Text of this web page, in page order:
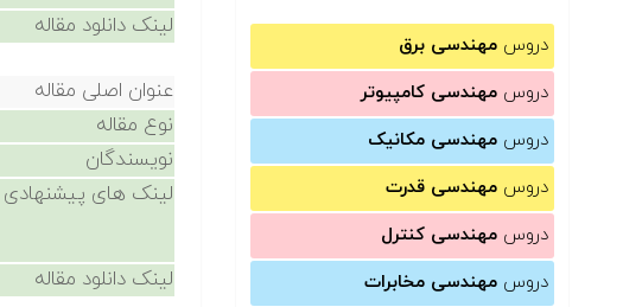
دروس مهندسی برق
دروس مهندسی کامپیوتر
دروس مهندسی مکانیک
دروس مهندسی قدرت
دروس مهندسی کنترل
دروس مهندسی مخابرات
لینک دانلود مقاله
عنوان اصلی مقاله
نوع مقاله
نویسندگان
لینک های پیشنهادی
لینک دانلود مقاله